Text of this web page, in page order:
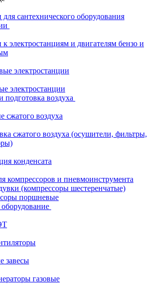
для сантехнического оборудования
к электростанциям и двигателям бензо и
электростанции
электростанции
подготовка воздуха
сжатого воздуха
сжатого воздуха (осушители, фильтры,
конденсата
компрессоров и пневмоинструмента
(компрессоры шестеренчатые)
поршневые
завесы
газовые